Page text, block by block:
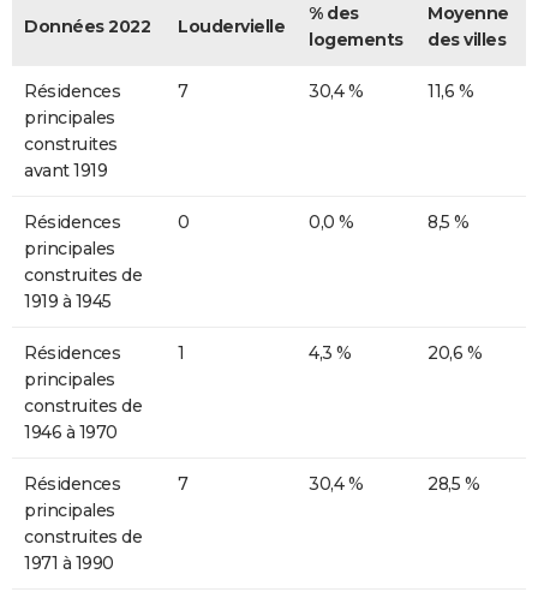
Données 2022 Loudervielle
% des
logements
Moyenne
des villes
Résidences
principales
construites
avant 1919
7 30,4 % 11,6 %
Résidences
principales
construites de
1919 à 1945
0 0,0 % 8,5 %
Résidences
principales
construites de
1946 à 1970
1 4,3 % 20,6 %
Résidences
principales
construites de
1971 à 1990
7 30,4 % 28,5 %